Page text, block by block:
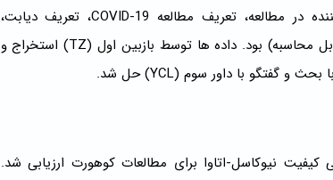
موارد مربوط به طراحی مطالعه و منابع داده، ویژگی‌های شرکت‌کننده در مطالعه، تعریف مطالعه COVID-19، تعریف دیابت،
متغیرهای کمکی، و تعداد سال‌های پیگیری فرد (چه گزارش‌شده یا قابل محاسبه) بود. داده ها توسط بازبین اول (TZ) استخراج و
نیوکاسل-اتاوا برای مطالعات کوهورت ارزیابی شد.